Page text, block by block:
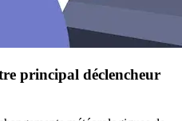
principal déclencheur